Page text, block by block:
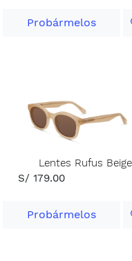
Probármelos
Lentes Rufus Beige
S/ 179.00
Probármelos